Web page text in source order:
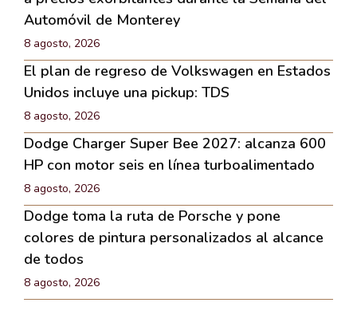
Automóvil de Monterey
8 agosto, 2026
El plan de regreso de Volkswagen en Estados
Unidos incluye una pickup: TDS
8 agosto, 2026
Dodge Charger Super Bee 2027: alcanza 600
HP con motor seis en línea turboalimentado
8 agosto, 2026
Dodge toma la ruta de Porsche y pone
colores de pintura personalizados al alcance
de todos
8 agosto, 2026